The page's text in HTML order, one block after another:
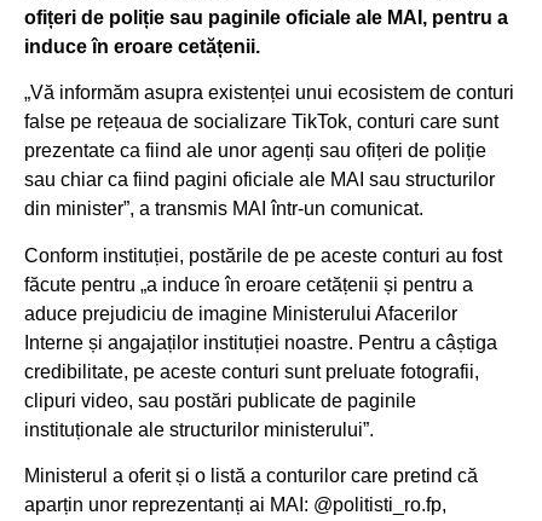
ofițeri de poliție sau paginile oficiale ale MAI, pentru a
induce în eroare cetățenii.
„Vă informăm asupra existenței unui ecosistem de conturi
false pe rețeaua de socializare TikTok, conturi care sunt
prezentate ca fiind ale unor agenți sau ofițeri de poliție
sau chiar ca fiind pagini oficiale ale MAI sau structurilor
din minister”, a transmis MAI într-un comunicat.
Conform instituției, postările de pe aceste conturi au fost
făcute pentru „a induce în eroare cetățenii și pentru a
aduce prejudiciu de imagine Ministerului Afacerilor
Interne și angajaților instituției noastre. Pentru a câștiga
credibilitate, pe aceste conturi sunt preluate fotografii,
clipuri video, sau postări publicate de paginile
instituționale ale structurilor ministerului”.
Ministerul a oferit și o listă a conturilor care pretind că
aparțin unor reprezentanți ai MAI: @politisti_ro.fp,